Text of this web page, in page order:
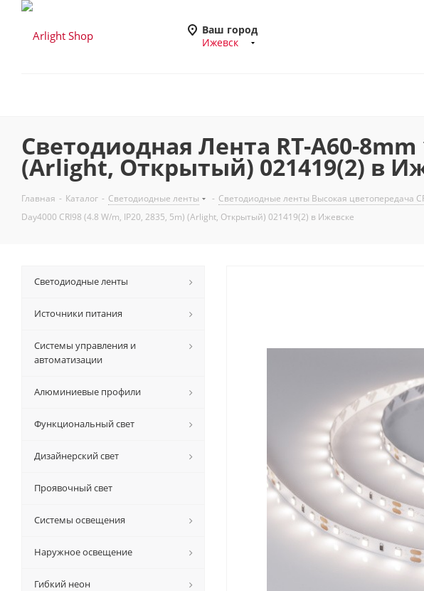
Ваш город
Ижевск
Светодиодная Лента RT-A60-8mm
(Arlight, Открытый) 021419(2) в
Главная - Каталог - Светодиодные ленты - Светодиодные ленты Высокая цветопередача
Day4000 CRI98 (4.8 W/m, IP20, 2835, 5m) (Arlight, Открытый) 021419(2) в Ижевске
Светодиодные ленты
Источники питания
Системы управления и
автоматизации
Алюминиевые профили
Функциональный свет
Дизайнерский свет
Проявочный свет
Системы освещения
Наружное освещение
Гибкий неон